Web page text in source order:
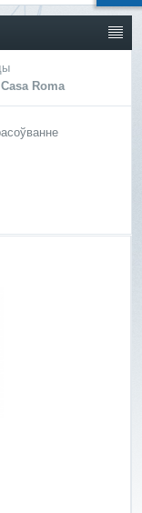
Roma